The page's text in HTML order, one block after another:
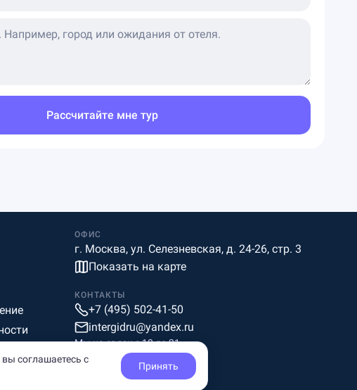
Рассчитайте мне тур
ОФИС
г. Москва, ул. Селезневская, д. 24-26, стр. 3
Показать на карте
КОНТАКТЫ
+7 (495) 502-41-50
intergidru@yandex.ru
Мы на связи c 10 до 21
соглашаетесь с
Принять